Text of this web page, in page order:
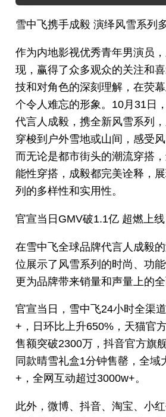
雪中飞携手成毅 演绎风雪系列
作为内地影视优秀青年男演员
现，赢得了众多观众的关注和
技和对角色的深刻理解，在荧
个令人难忘的形象。10月31日
代言人成毅，携全新风雪系列
穿梭到户外雪地或山间，感受风
而无论是都市街头的潮流穿搭
能性穿搭，成毅都完美诠释，
列的多样性和实用性。
官宣当日GMV破1.1亿 超燃上线
在雪中飞全球品牌代言人成毅
位展示了风雪系列的时尚、功
更为品牌带来销量和声量上的全
官宣当日，雪中飞24小时全渠
+，日环比上升650%，天猫官
售额突破2300万，抖音官方旗
同款晴雪礼盒1分钟售罄，全域
+，全网互动超过3000w+。
此外，微博、抖音、淘宝、小